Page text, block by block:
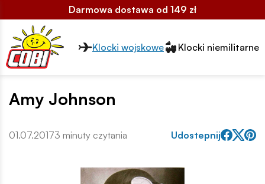
Darmowa dostawa od 149 zł
Przełącznik segmentów2
Klocki wojskowe Klocki niemilitarne
Amy Johnson
01.07.20173 minuty czytania Udostepnij